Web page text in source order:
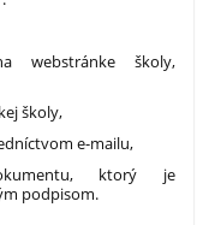
webstránke školy,
školy,
e-mailu,
ktorý je
podpisom.